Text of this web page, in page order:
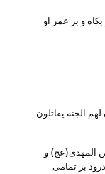
و بر عمر او
الجنة یقاتلون
المهدی(عج) و
بر تمامی